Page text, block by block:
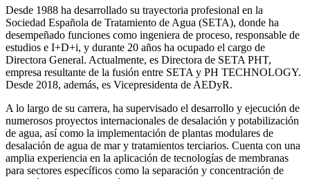
Desde 1988 ha desarrollado su trayectoria profesional en la
Sociedad Española de Tratamiento de Agua (SETA), donde ha
desempeñado funciones como ingeniera de proceso, responsable de
estudios e I+D+i, y durante 20 años ha ocupado el cargo de
Directora General. Actualmente, es Directora de SETA PHT,
empresa resultante de la fusión entre SETA y PH TECHNOLOGY.
Desde 2018, además, es Vicepresidenta de AEDyR.
A lo largo de su carrera, ha supervisado el desarrollo y ejecución de
numerosos proyectos internacionales de desalación y potabilización
de agua, así como la implementación de plantas modulares de
desalación de agua de mar y tratamientos terciarios. Cuenta con una
amplia experiencia en la aplicación de tecnologías de membranas
para sectores específicos como la separación y concentración de